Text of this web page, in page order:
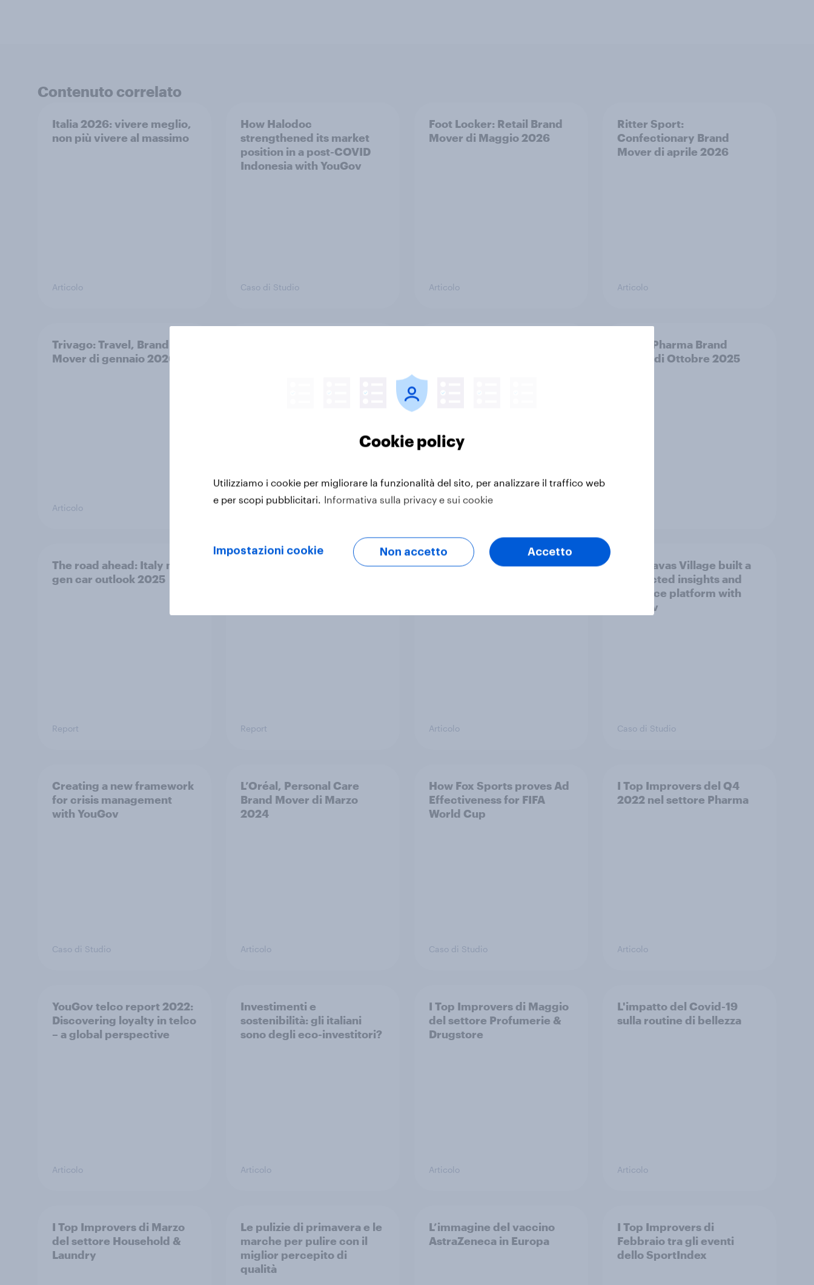
Contenuto correlato
Italia 2026: vivere meglio,
non più vivere al massimo
Articolo
How Halodoc
strengthened its market
position in a post-COVID
Indonesia with YouGov
Caso di Studio
Foot Locker: Retail Brand
Mover di Maggio 2026
Articolo
Ritter Sport:
Confectionary Brand
Mover di aprile 2026
Articolo
Trivago: Travel, Brand
Mover di gennaio 2026
Articolo Articolo Articolo
Vicks: Pharma Brand
Mover di Ottobre 2025
The road ahead: Italy next-
gen car outlook 2025
Report Report
AI brings qualitative in
Articolo
How Havas Village built a
connected insights and
audience platform with
YouGov
Caso di Studio
Creating a new framework
for crisis management
with YouGov
Caso di Studio
L’Oréal, Personal Care
Brand Mover di Marzo
2024
Articolo
How Fox Sports proves Ad
Effectiveness for FIFA
World Cup
Caso di Studio
I Top Improvers del Q4
2022 nel settore Pharma
Articolo
YouGov telco report 2022:
Discovering loyalty in telco
– a global perspective
Articolo
Investimenti e
sostenibilità: gli italiani
sono degli eco-investitori?
Articolo
I Top Improvers di Maggio
del settore Profumerie &
Drugstore
Articolo
L'impatto del Covid-19
sulla routine di bellezza
Articolo
I Top Improvers di Marzo
del settore Household &
Laundry
Le pulizie di primavera e le
marche per pulire con il
miglior percepito di
qualità
L’immagine del vaccino
AstraZeneca in Europa
I Top Improvers di
Febbraio tra gli eventi
dello SportIndex
Cookie policy
Utilizziamo i cookie per migliorare la funzionalità del sito, per analizzare il traffico web
e per scopi pubblicitari. Informativa sulla privacy e sui cookie
Impostazioni cookie Non accetto Accetto